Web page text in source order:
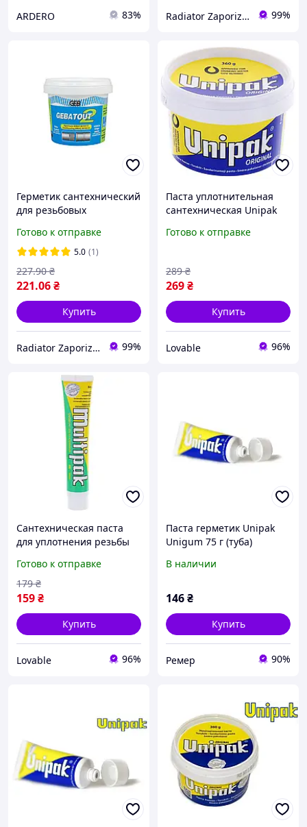
ARDERO 83% Radiator Zaporizhzhya 99%
Герметик сантехнический
для резьбовых
уплотнительная паста
GEB Gebatout 2, (банка)
200 г
Готово к отправке
5.0 (1)
221.06₴
227.90 ₴
Купить
Radiator Zaporizhzhya 99%
Паста уплотнительная
сантехническая Unipak
резьбовых соединений,
Готово к отправке
269₴
289 ₴
Купить
Lovable 96%
Сантехническая паста
для уплотнения резьбы
герметик для резьбовых
соединений
Готово к отправке
159₴
179 ₴
Купить
Lovable 96%
Паста герметик Unipak
Unigum 75 г (туба)
В наличии
146₴
Купить
Ремер 90%